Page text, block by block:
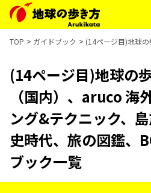
TOP ガイドブック (14ページ目)地球
(14ページ目)地球の
（国内）、aruco 海
ング&テクニック、
史時代、旅の図鑑、
ブック一覧